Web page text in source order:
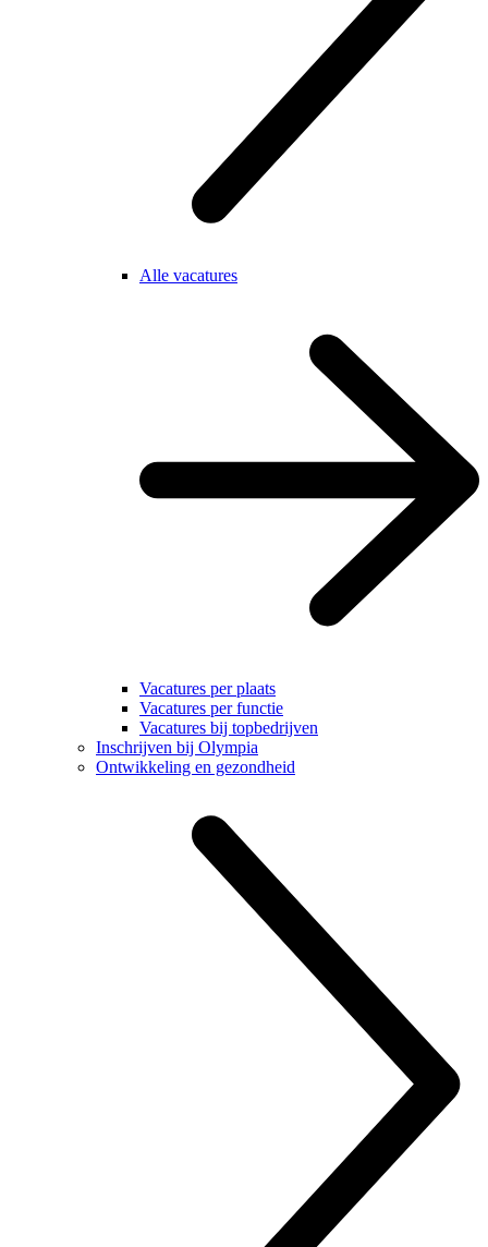
Alle vacatures
Vacatures per plaats
Vacatures per functie
Vacatures bij topbedrijven
Inschrijven bij Olympia
Ontwikkeling en gezondheid